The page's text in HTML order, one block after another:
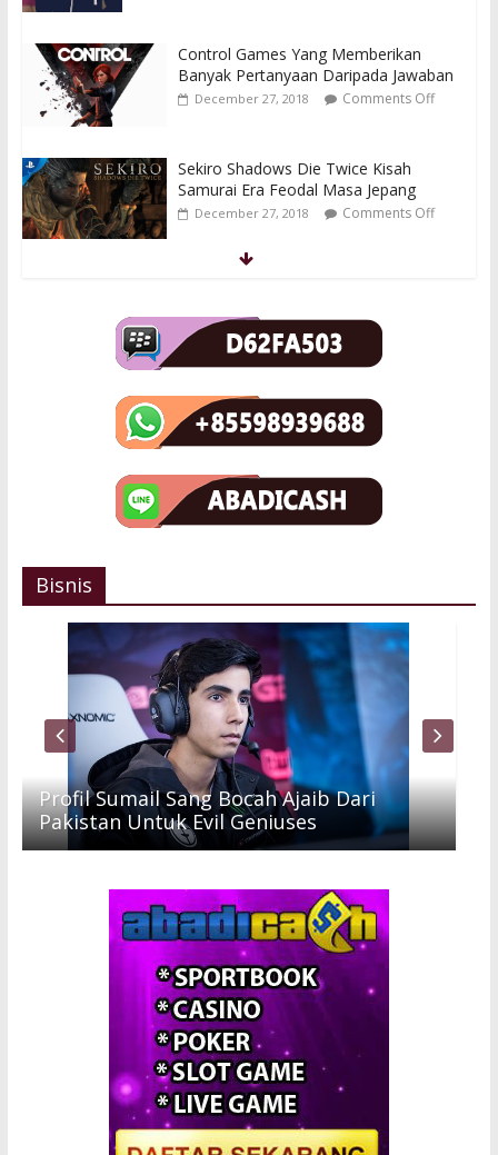
Control Games Yang Memberikan
Banyak Pertanyaan Daripada Jawaban
December 27, 2018 Comments Off
Sekiro Shadows Die Twice Kisah
Samurai Era Feodal Masa Jepang
December 27, 2018 Comments Off
December 26, 2018 Comments Off
Profil Sumail Sang Bocah Ajaib Dari
Pakistan Untuk Evil Geniuses
January 1, 2019 Comments Off
Bisnis
Profil Sumail Sang Bocah Ajaib Dari
Pakistan Untuk Evil Geniuses